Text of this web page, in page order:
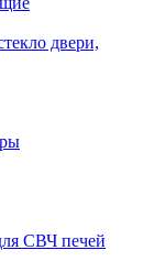
двери,
СВЧ печей